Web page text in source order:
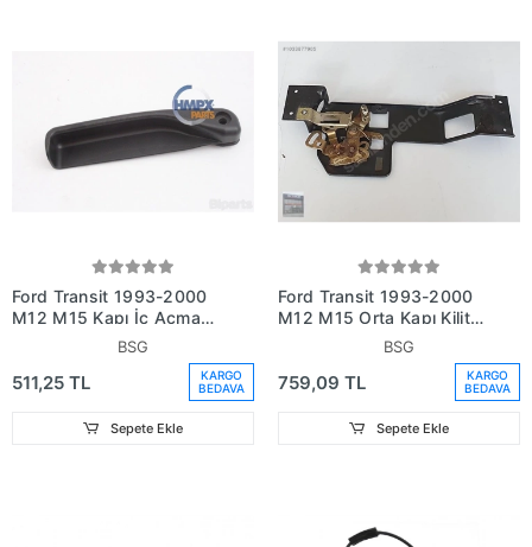
Ford Transit 1993-2000
M12 M15 Kapı İç Açma
Kolu Arka (Oem
No:86Vbv43406Abfa)
BSG
511,25 TL
KARGO
BEDAVA
Sepete Ekle
Ford Transit 1993-2000
M12 M15 Orta Kapı Kilit
Konrol Ünitesi (Oem
BSG
759,09 TL
KARGO
BEDAVA
Sepete Ekle